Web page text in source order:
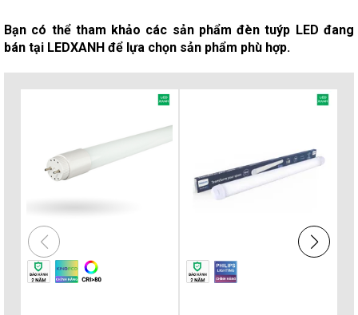
Bạn có thể tham khảo các sản phẩm đèn tuýp LED đang
bán tại LEDXANH để lựa chọn sản phẩm phù hợp.